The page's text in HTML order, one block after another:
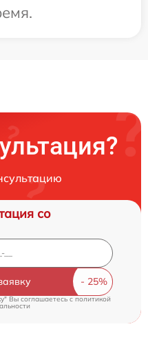
со
Вы соглашаетесь cполитикой